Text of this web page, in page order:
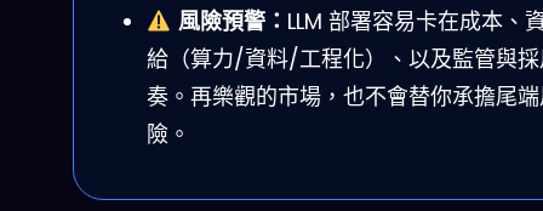
風險預警： LLM 部署容易卡在成本、
給（算力/資料/工程化）、以及監管與
奏。再樂觀的市場，也不會替你承擔尾
險。